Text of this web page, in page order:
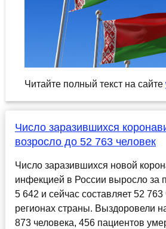
Читайте полный текст на сайте
Число заразившихся
возросло до 52 763 человек
Число заразившихся новой
инфекцией в России выросло за
5 642 и сейчас составляет 52
регионах страны. Выздоровели
873 человека, 456 пациентов